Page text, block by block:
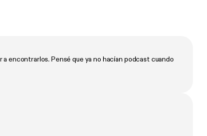
a encontrarlos. Pensé que ya no hacían podcast cuando